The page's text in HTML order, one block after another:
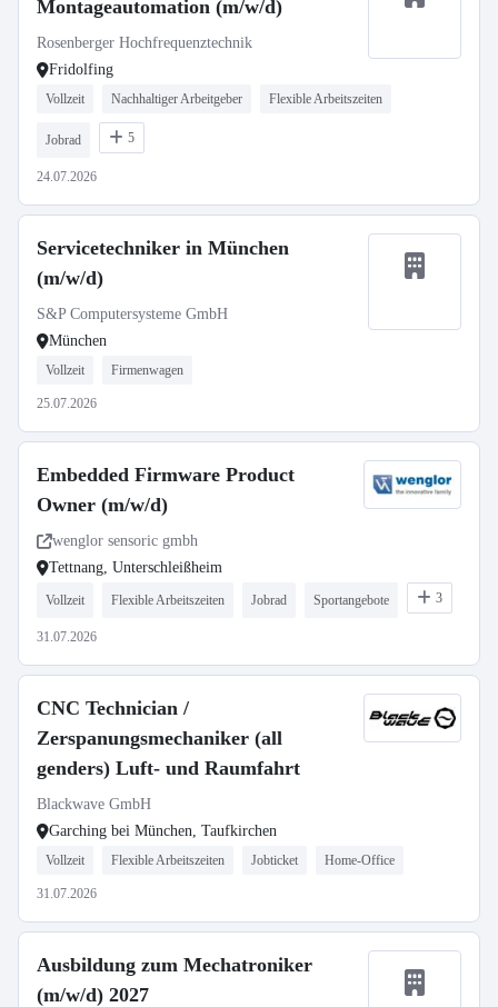
Montageautomation (m/w/d)
Rosenberger Hochfrequenztechnik
Fridolfing
Vollzeit Nachhaltiger Arbeitgeber Flexible Arbeitszeiten
Jobrad 5
24.07.2026
Servicetechniker in München
(m/w/d)
S&P Computersysteme GmbH
München
Vollzeit Firmenwagen
25.07.2026
Embedded Firmware Product
Owner (m/w/d)
wenglor sensoric gmbh
Tettnang, Unterschleißheim
Vollzeit Flexible Arbeitszeiten Jobrad Sportangebote 3
31.07.2026
CNC Technician /
Zerspanungsmechaniker (all
genders) Luft- und Raumfahrt
Blackwave GmbH
Garching bei München, Taufkirchen
Vollzeit Flexible Arbeitszeiten Jobticket Home-Office
31.07.2026
Ausbildung zum Mechatroniker
(m/w/d) 2027